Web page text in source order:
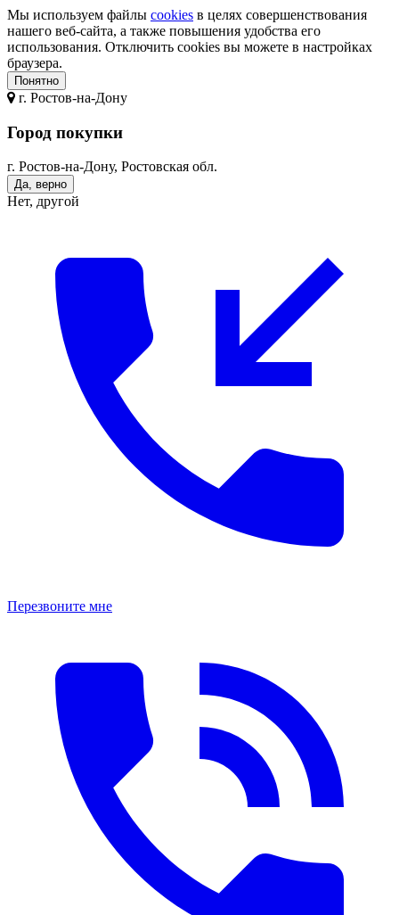
Мы используем файлы cookies в целях совершенствования
нашего веб-сайта, а также повышения удобства его
использования. Отключить cookies вы можете в настройках
браузера.
Понятно
г. Ростов-на-Дону
Город покупки
г. Ростов-на-Дону, Ростовская обл.
Да, верно
Нет, другой
Перезвоните мне